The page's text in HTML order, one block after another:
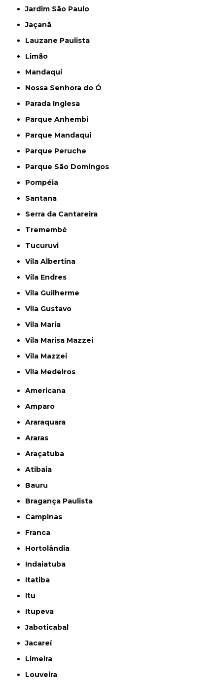
Jardim São Paulo
Jaçanã
Lauzane Paulista
Limão
Mandaqui
Nossa Senhora do Ó
Parada Inglesa
Parque Anhembi
Parque Mandaqui
Parque Peruche
Parque São Domingos
Pompéia
Santana
Serra da Cantareira
Tremembé
Tucuruvi
Vila Albertina
Vila Endres
Vila Guilherme
Vila Gustavo
Vila Maria
Vila Marisa Mazzei
Vila Mazzei
Vila Medeiros
Americana
Amparo
Araraquara
Araras
Araçatuba
Atibaia
Bauru
Bragança Paulista
Campinas
Franca
Hortolândia
Indaiatuba
Itatiba
Itu
Itupeva
Jaboticabal
Jacareí
Limeira
Louveira